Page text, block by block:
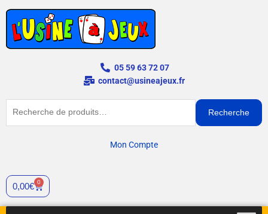
contenu
05 59 63 72 07
contact@usineajeux.fr
Recherche
Mon Compte
0,00€ 0
Panier